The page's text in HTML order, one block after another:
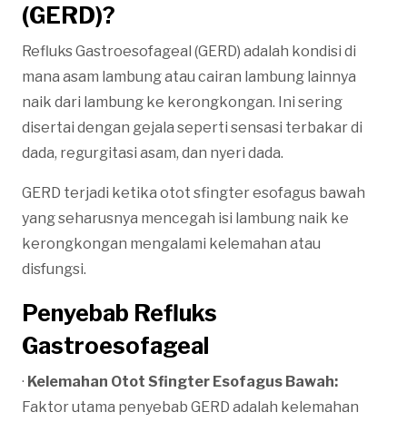
(GERD)?
Refluks Gastroesofageal (GERD) adalah kondisi di
mana asam lambung atau cairan lambung lainnya
naik dari lambung ke kerongkongan. Ini sering
disertai dengan gejala seperti sensasi terbakar di
dada, regurgitasi asam, dan nyeri dada.
GERD terjadi ketika otot sfingter esofagus bawah
yang seharusnya mencegah isi lambung naik ke
kerongkongan mengalami kelemahan atau
disfungsi.
Penyebab Refluks
Gastroesofageal
· Kelemahan Otot Sfingter Esofagus Bawah:
Faktor utama penyebab GERD adalah kelemahan